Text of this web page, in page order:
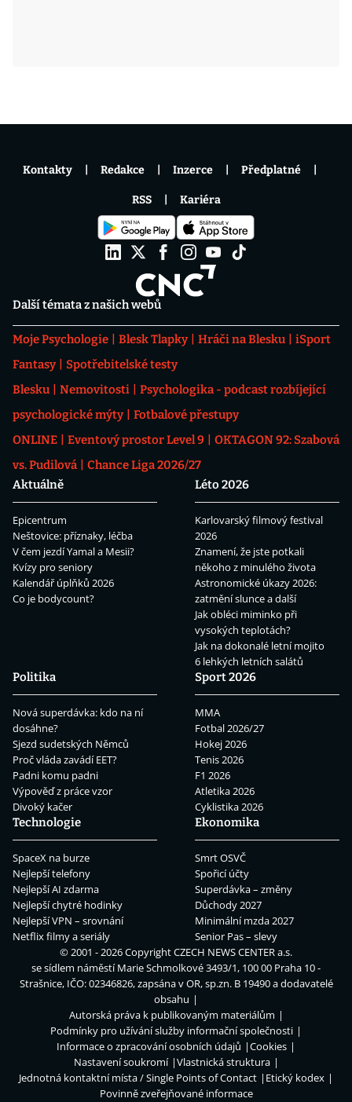
Další témata z našich webů
Moje Psychologie Blesk Tlapky Hráči na Blesku
iSport
Fantasy
Spotřebitelské testy
Blesku
Nemovitosti
Psychologika - podcast rozbíjející
psychologické mýty
Fotbalové přestupy
ONLINE
Eventový prostor Level 9
OKTAGON 92: Szabová
vs. Pudilová
Chance Liga 2026/27
Aktuálně
Epicentrum
Neštovice: příznaky, léčba
V čem jezdí Yamal a Mesii?
Kvízy pro seniory
Kalendář úplňků 2026
Co je bodycount?
Léto 2026
Karlovarský filmový festival
2026
Znamení, že jste potkali
někoho z minulého života
Astronomické úkazy 2026:
zatmění slunce a další
Jak obléci miminko při
vysokých teplotách?
Jak na dokonalé letní mojito
6 lehkých letních salátů
Politika
Nová superdávka: kdo na ní
dosáhne?
Sjezd sudetských Němců
Proč vláda zavádí EET?
Padni komu padni
Výpověď z práce vzor
Divoký kačer
Sport 2026
MMA
Fotbal 2026/27
Hokej 2026
Tenis 2026
F1 2026
Atletika 2026
Cyklistika 2026
Technologie
SpaceX na burze
Nejlepší telefony
Nejlepší AI zdarma
Nejlepší chytré hodinky
Nejlepší VPN – srovnání
Netflix filmy a seriály
Ekonomika
Smrt OSVČ
Spořicí účty
Superdávka – změny
Důchody 2027
Minimální mzda 2027
Senior Pas – slevy
Kontakty Redakce Inzerce Předplatné
RSS Kariéra
© 2001 - 2026 CopyrightCZECH NEWS CENTER a.s.
se sídlem náměstí Marie Schmolkové 3493/1, 100 00 Praha 10 -
Strašnice, IČO: 02346826, zapsána v OR, sp.zn. B 19490 a dodavatelé
obsahu
Autorská práva k publikovaným materiálům
Podmínky pro užívání služby informační společnosti
Informace o zpracování osobních údajů
Cookies
Nastavení soukromí
Vlastnická struktura
Jednotná kontaktní místa / Single Points of Contact
Etický kodex
Povinně zveřejňované informace